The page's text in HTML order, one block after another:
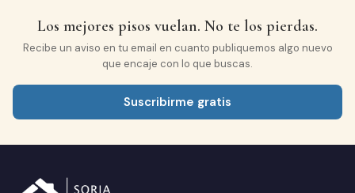
Los mejores pisos vuelan. No te los pierdas.
Recibe un aviso en tu email en cuanto publiquemos algo nuevo
que encaje con lo que buscas.
Suscribirme gratis